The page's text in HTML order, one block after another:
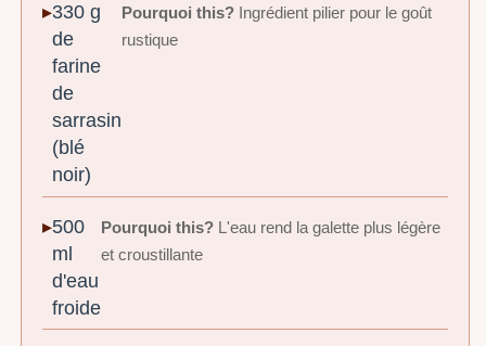
330 g
de
farine
de
sarrasin
(blé
noir)
Pourquoi this? Ingrédient pilier pour le goût
rustique
500
ml
d'eau
froide
Pourquoi this? L'eau rend la galette plus légère
et croustillante